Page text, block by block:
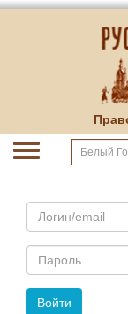
Email
Пароль
Войти